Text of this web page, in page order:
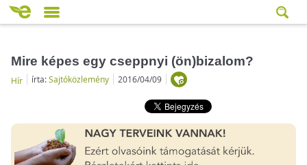
Mire képes egy cseppnyi (ön)bizalom?
Hír írta:Sajtóközlemény 2016/04/09